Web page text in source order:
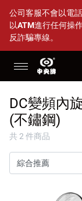
公司客服不會以電
以ATM進行任何操
反詐騙專線。
88父親節活動 特
全部商品
DC變頻內旋式循
DC變頻內
(不鏽鋼)
共 2 件商品